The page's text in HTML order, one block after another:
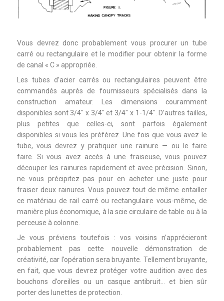
Vous devrez donc probablement vous procurer un tube
carré ou rectangulaire et le modifier pour obtenir la forme
de canal « C » appropriée.
Les tubes d’acier carrés ou rectangulaires peuvent être
commandés auprès de fournisseurs spécialisés dans la
construction amateur. Les dimensions couramment
disponibles sont 3/4″ x 3/4″ et 3/4″ x 1-1/4″. D’autres tailles,
plus petites que celles-ci, sont parfois également
disponibles si vous les préférez. Une fois que vous avez le
tube, vous devrez y pratiquer une rainure — ou le faire
faire. Si vous avez accès à une fraiseuse, vous pouvez
découper les rainures rapidement et avec précision. Sinon,
ne vous précipitez pas pour en acheter une juste pour
fraiser deux rainures. Vous pouvez tout de même entailler
ce matériau de rail carré ou rectangulaire vous-même, de
manière plus économique, à la scie circulaire de table ou à la
perceuse à colonne.
Je vous préviens toutefois : vos voisins n’apprécieront
probablement pas cette nouvelle démonstration de
créativité, car l’opération sera bruyante. Tellement bruyante,
en fait, que vous devrez protéger votre audition avec des
bouchons d’oreilles ou un casque antibruit… et bien sûr
porter des lunettes de protection.